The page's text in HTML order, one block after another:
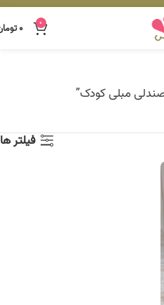
0 ۰
مبلی کودک”
فیلتر ها